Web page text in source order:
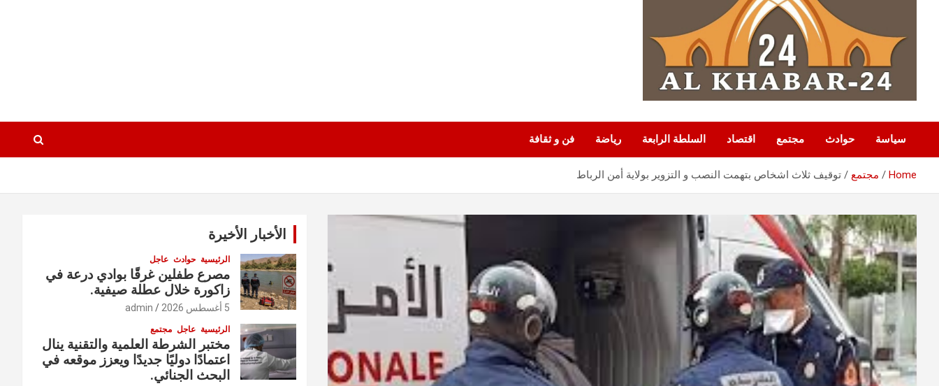
سياسة حوادث مجتمع اقتصاد السلطة الرابعة رياضة فن و ثقافة
Home مجتمع توقيف ثلاث اشخاص بتهمت النصب و التزوير بولاية أمن الرباط
الأخبار الأخيرة
الرئيسية حوادث عاجل
مصرع طفلين غرقًا بوادي درعة في
زاكورة خلال عطلة صيفية.
5 أغسطس 2026 admin
الرئيسية عاجل مجتمع
مختبر الشرطة العلمية والتقنية ينال
اعتمادًا دوليًا جديدًا ويعزز موقعه في
البحث الجنائي.